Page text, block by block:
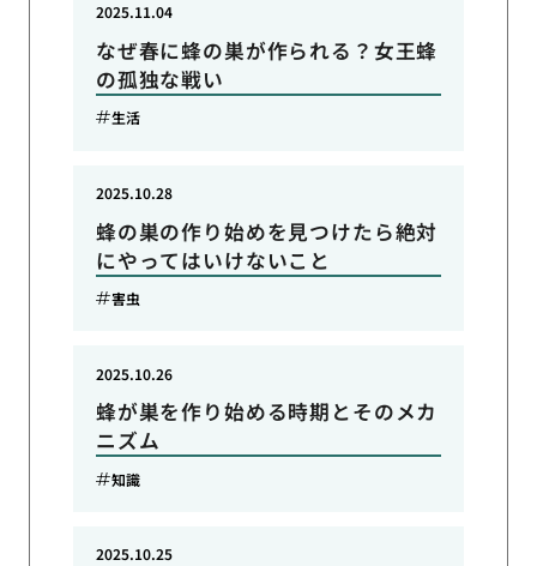
なぜ春に蜂の巣が作られる？女王蜂
の孤独な戦い
2025.11.04
生活
蜂の巣の作り始めを見つけたら絶対
にやってはいけないこと
2025.10.28
害虫
蜂が巣を作り始める時期とそのメカ
ニズム
2025.10.26
知識
2025.10.25